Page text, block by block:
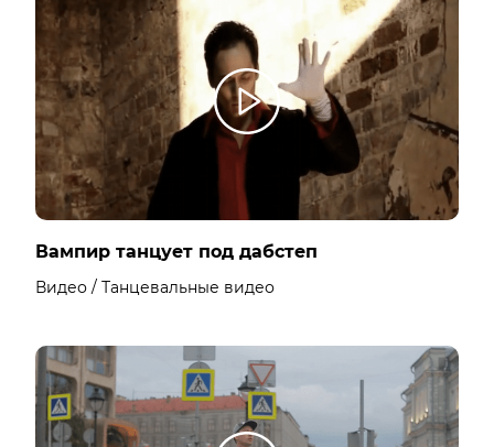
Вампир танцует под дабстеп
Видео / Танцевальные видео